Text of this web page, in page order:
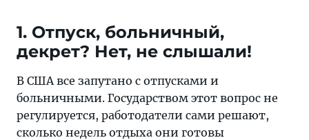
раз
обнулить
радость
от
переезда
1. Отпуск, больничный,
декрет? Нет, не слышали!
В США все запутано с отпусками и
больничными. Государством этот вопрос не
регулируется, работодатели сами решают,
сколько недель отдыха они готовы